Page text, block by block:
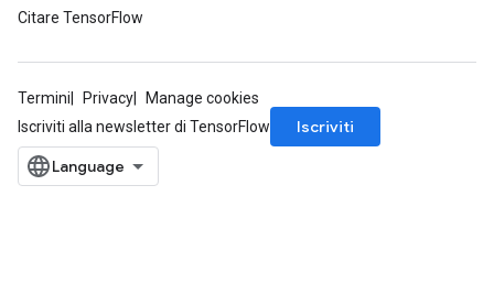
Citare TensorFlow
Termini Privacy
Manage cookies
Iscriviti alla newsletter di TensorFlow
Iscriviti